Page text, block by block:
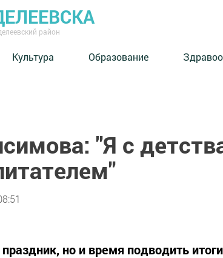
район
Культура Образование
"Я с
но и время подводить